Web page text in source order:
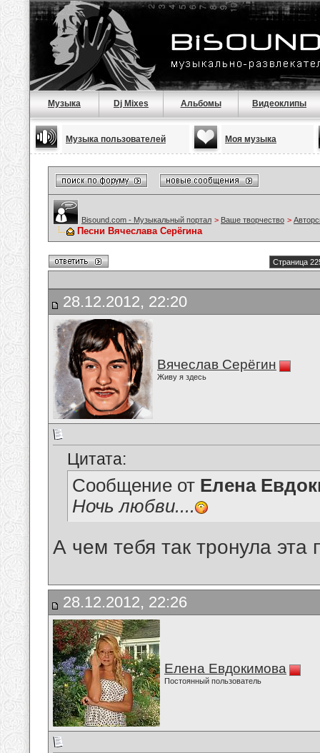
Музыка Dj Mixes Альбомы Видеоклипы
Музыка пользователей Моя музыка
Bisound.com - Музыкальный портал > Ваше творчество >
Песни Вячеслава Серёгина
Страница
28.12.2012, 22:20
Вячеслав Серёгин
Живу я здесь
Цитата:
Сообщение от Елена
Ночь любви....
А чем тебя так тронула эта
28.12.2012, 22:26
Елена Евдокимова
Постоянный пользователь